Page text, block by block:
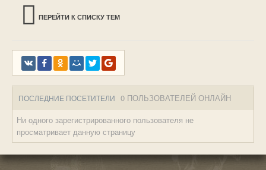
ПЕРЕЙТИ К СПИСКУ ТЕМ
ПОСЛЕДНИЕ ПОСЕТИТЕЛИ 0 ПОЛЬЗОВАТЕЛЕЙ ОНЛАЙН
Ни одного зарегистрированного пользователя не
просматривает данную страницу